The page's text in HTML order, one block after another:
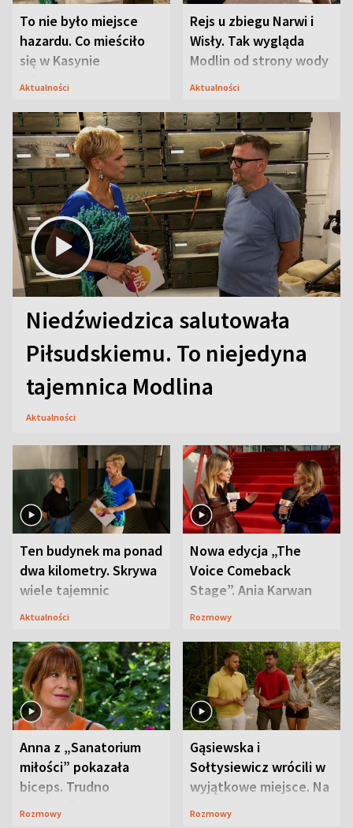
To nie było miejsce
hazardu. Co mieściło
się w Kasynie
Oficerskim?
Aktualności
Rejs u zbiegu Narwi i
Wisły. Tak wygląda
Modlin od strony wody
Aktualności
Niedźwiedzica salutowała
Piłsudskiemu. To niejedyna
tajemnica Modlina
Aktualności
Ten budynek ma ponad
dwa kilometry. Skrywa
wiele tajemnic
Aktualności
Nowa edycja „The
Voice Comeback
Stage”. Ania Karwan
zapowiada
Rozmowy
Anna z „Sanatorium
miłości” pokazała
biceps. Trudno
uwierzyć, co przeszła
Rozmowy
Gąsiewska i
Sołtysiewicz wrócili w
wyjątkowe miejsce. Na
szlaku czekał
Rozmowy